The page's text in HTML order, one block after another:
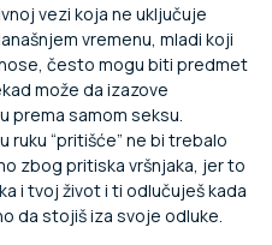
vezi koja ne uključuje
vremenu, mladi koji
često mogu biti predmet
može da izazove
prema samom seksu.
ruku “pritišće” ne bi trebalo
zbog pritiska vršnjaka, jer to
i tvoj život i ti odlučuješ kada
da stojiš iza svoje odluke.